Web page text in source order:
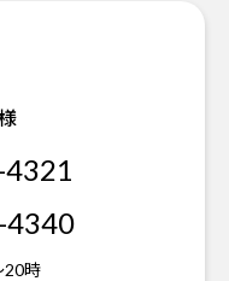
4340
20時